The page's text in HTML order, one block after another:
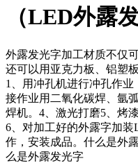
（LED外露
外露发光字加工材质不仅
还可以用亚克力板、铝塑
1、用冲孔机进行冲孔作
接作业用二氧化碳焊、氩
焊机。4、激光打磨5、烤
6、对加工好的外露字加
作，安装成品。什么是外
么是外露发光字